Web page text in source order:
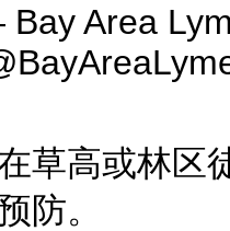
Area
草高或林区
防。